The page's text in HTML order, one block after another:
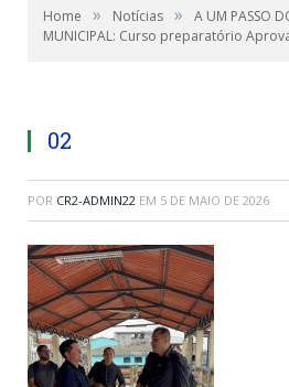
Home » Notícias »
A UM PASSO
MUNICIPAL: Curso preparatório
02
POR CR2-ADMIN22 EM 5 DE MAIO DE 2026